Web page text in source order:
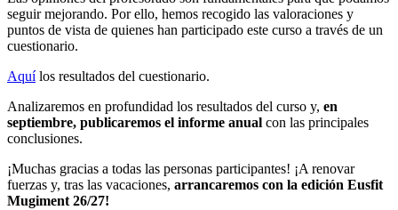
seguir mejorando. Por ello, hemos recogido las valoraciones y
puntos de vista de quienes han participado este curso a través de un
cuestionario.
Aquílos resultados del cuestionario.
Analizaremos en profundidad los resultados del curso y, en
septiembre, publicaremos el informe anual con las principales
conclusiones.
¡Muchas gracias a todas las personas participantes! ¡A renovar
fuerzas y, tras las vacaciones, arrancaremos con la edición Eusfit
Mugiment 26/27!